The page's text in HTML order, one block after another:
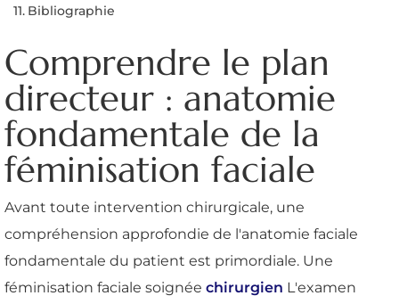
Bibliographie
Comprendre le plan
directeur : anatomie
fondamentale de la
féminisation faciale
Avant toute intervention chirurgicale, une
compréhension approfondie de l'anatomie faciale
fondamentale du patient est primordiale. Une
féminisation faciale soignée chirurgien L'examen